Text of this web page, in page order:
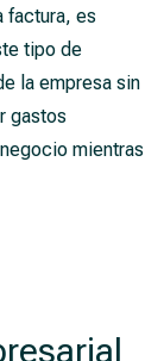
factura, es
tipo de
la empresa sin
gastos
mientras